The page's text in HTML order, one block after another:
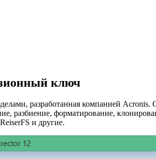
ключ
разработанная компанией
разбиение, форматирование,
и другие.